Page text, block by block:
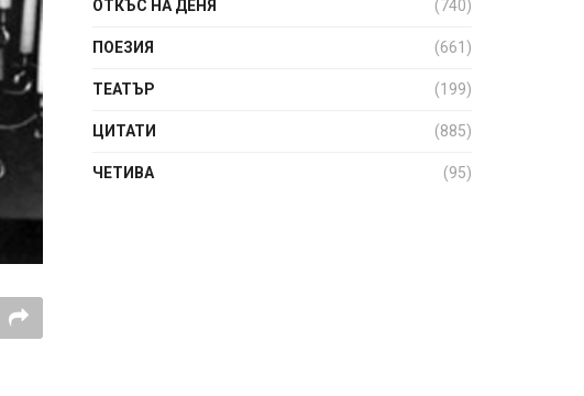
ОТКЪС НА ДЕНЯ (740)
ПОЕЗИЯ (661)
ТЕАТЪР (199)
ЦИТАТИ (885)
ЧЕТИВА (95)